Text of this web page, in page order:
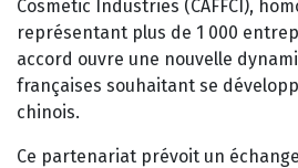
Cosmetic Industries (CAFFCI),
représentant plus de 1 000
accord ouvre une nouvelle
françaises souhaitant se
chinois.
Ce partenariat prévoit un